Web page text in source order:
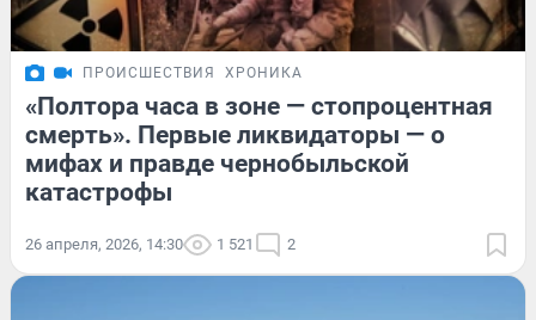
ПРОИСШЕСТВИЯ ХРОНИКА
«Полтора часа в зоне — стопроцентная
смерть». Первые ликвидаторы — о
мифах и правде чернобыльской
катастрофы
26 апреля, 2026, 14:30 1 521 2